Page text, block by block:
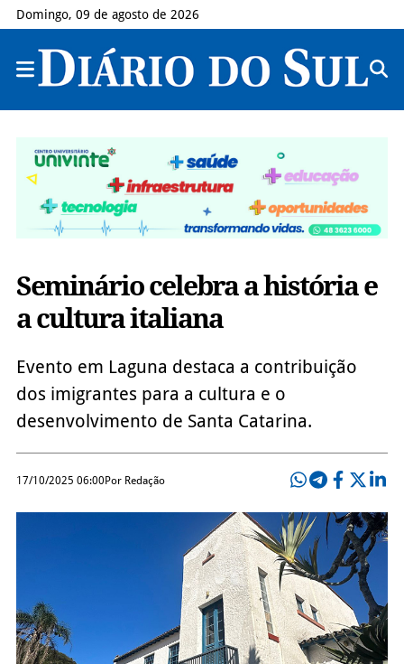
Domingo, 09 de agosto de 2026
Seminário celebra a história e
a cultura italiana
Evento em Laguna destaca a contribuição
dos imigrantes para a cultura e o
desenvolvimento de Santa Catarina.
17/10/2025 06:00Por Redação